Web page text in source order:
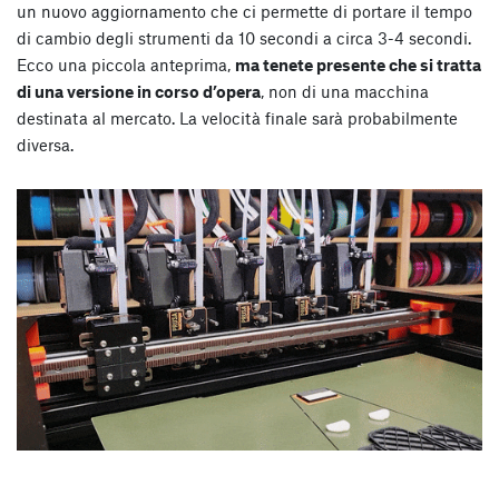
un nuovo aggiornamento che ci permette di portare il tempo
di cambio degli strumenti da 10 secondi a circa 3-4 secondi.
Ecco una piccola anteprima, ma tenete presente che si tratta
di una versione in corso d’opera, non di una macchina
destinata al mercato. La velocità finale sarà probabilmente
diversa.